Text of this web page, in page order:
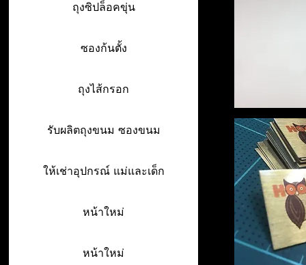
ถุงซิปล็อคขุ่น
ซองก้นตั้ง
ถุงไส้กรอก
รับผลิตถุงขนม ซองขนม
ให้เช่าอุปกรณ์ แม่และเด็ก
หน้าใหม่
หน้าใหม่